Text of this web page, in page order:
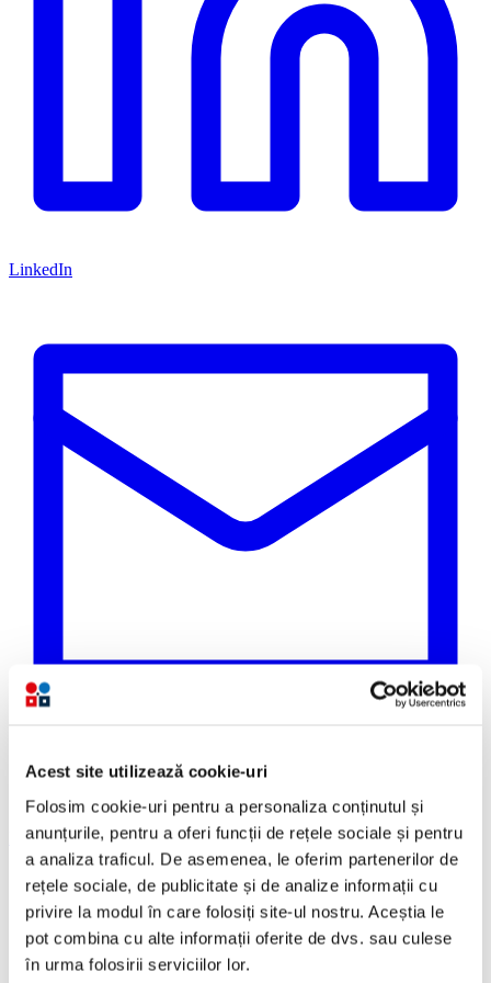
Acest site utilizează cookie-uri
Folosim cookie-uri pentru a personaliza conținutul și
anunțurile, pentru a oferi funcții de rețele sociale și pentru
a analiza traficul. De asemenea, le oferim partenerilor de
rețele sociale, de publicitate și de analize informații cu
privire la modul în care folosiți site-ul nostru. Aceștia le
pot combina cu alte informații oferite de dvs. sau culese
în urma folosirii serviciilor lor.
LinkedIn
Email
Copiază link
Aeronave în așteptare pe pistă - criza kerosenului din
2026 a forțat zeci de companii aeriene să reducă